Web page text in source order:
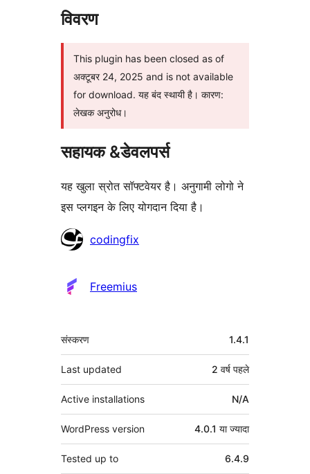
विवरण
This plugin has been closed as of
अक्टूबर 24, 2025 and is not available
for download. यह बंद स्थायी है। कारण:
लेखक अनुरोध।
सहायक &डेवलपर्स
यह खुला स्रोत सॉफ्टवेयर है। अनुगामी लोगो ने
इस प्लगइन के लिए योगदान दिया है।
योगदानकर्ताcodingfix
Freemius
मेटा
संस्करण 1.4.1
Last updated 2 वर्ष पहले
Active installations N/A
WordPress version 4.0.1 या ज्यादा
Tested up to 6.4.9